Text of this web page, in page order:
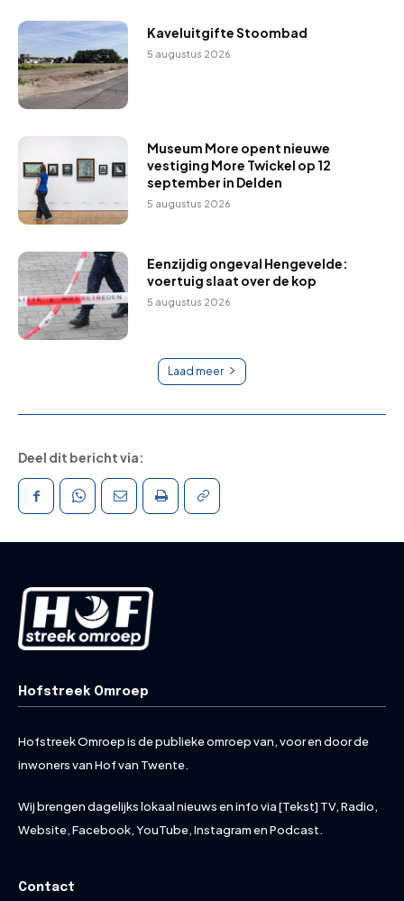
Kaveluitgifte Stoombad
5 augustus 2026
Museum More opent nieuwe
vestiging More Twickel op 12
september in Delden
5 augustus 2026
Eenzijdig ongeval Hengevelde:
voertuig slaat over de kop
5 augustus 2026
Laad meer
Deel dit bericht via:
Hofstreek Omroep
Hofstreek Omroep is de publieke omroep van, voor en door de
inwoners van Hof van Twente.
Wij brengen dagelijks lokaal nieuws en info via [Tekst] TV, Radio,
Website, Facebook, YouTube, Instagram en Podcast.
Contact